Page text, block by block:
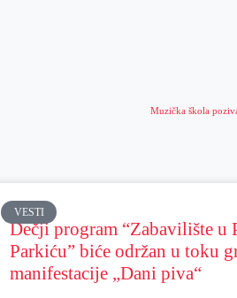
Muzička škola
VESTI
Dečji program “Zabavilište u
Parkiću” biće održan u toku
manifestacije „Dani piva“